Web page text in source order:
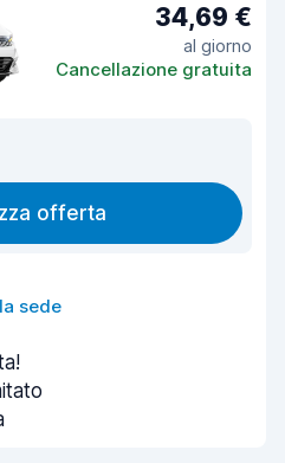
34,69 €
al giorno
Cancellazione gratuita
offerta
sede